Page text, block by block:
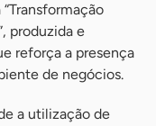
produzida e
reforça a presença
de negócios.
a utilização de